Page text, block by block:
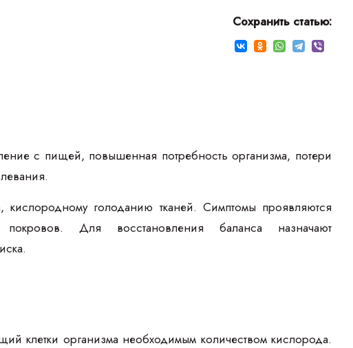
Сохранить статью:
с пищей, повышенная потребность организма, потери
голоданию тканей. Симптомы проявляются
Для восстановления баланса назначают
клетки организма необходимым количеством кислорода.